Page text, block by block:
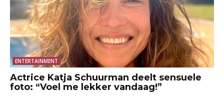
ENTERTAINMENT
Actrice Katja Schuurman deelt sensuele
foto: “Voel me lekker vandaag!”